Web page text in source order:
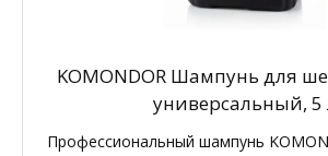
KOMONDOR Шампунь для
универсальный, 5
Профессиональный шампунь